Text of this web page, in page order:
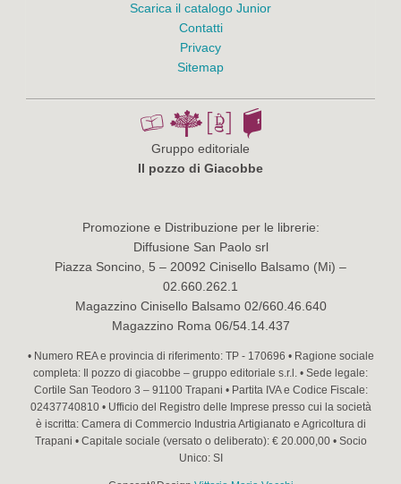
Scarica il catalogo Junior
Contatti
Privacy
Sitemap
Gruppo editoriale
Il pozzo di Giacobbe
Promozione e Distribuzione per le librerie:
Diffusione San Paolo srl
Piazza Soncino, 5 – 20092 Cinisello Balsamo (Mi) –
02.660.262.1
Magazzino Cinisello Balsamo 02/660.46.640
Magazzino Roma 06/54.14.437
• Numero REA e provincia di riferimento: TP - 170696 • Ragione sociale
completa: Il pozzo di giacobbe – gruppo editoriale s.r.l. • Sede legale:
Cortile San Teodoro 3 – 91100 Trapani • Partita IVA e Codice Fiscale:
02437740810 • Ufficio del Registro delle Imprese presso cui la società
è iscritta: Camera di Commercio Industria Artigianato e Agricoltura di
Trapani • Capitale sociale (versato o deliberato): € 20.000,00 • Socio
Unico: SI